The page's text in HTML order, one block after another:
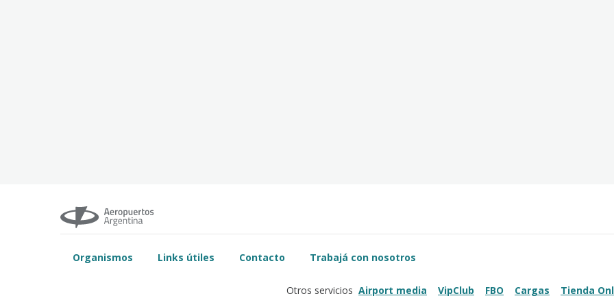
Organismos Links útiles Contacto Trabajá con nosotros
Otros servicios Airport media VipClub FBO Cargas Tienda